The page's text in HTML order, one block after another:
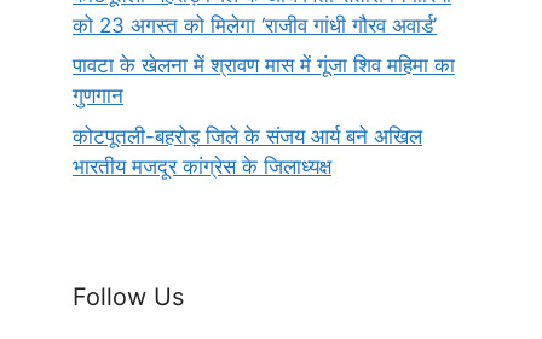
को 23 अगस्त को मिलेगा ‘राजीव गांधी गौरव अवार्ड’
पावटा के खेलना में श्रावण मास में गूंजा शिव महिमा का
गुणगान
कोटपूतली-बहरोड़ जिले के संजय आर्य बने अखिल
भारतीय मजदूर कांग्रेस के जिलाध्यक्ष
Follow Us